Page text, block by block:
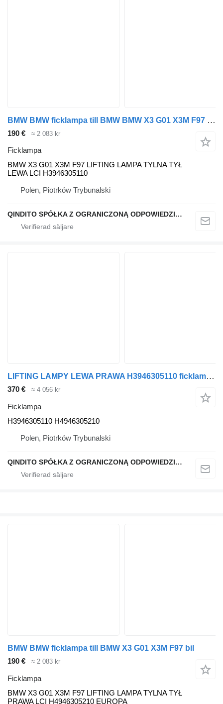
BMW BMW ficklampa till BMW BMW X3 G01 X3M F97 bil
190 € ≈ 2 083 kr
Ficklampa
BMW X3 G01 X3M F97 LIFTING LAMPA TYLNA TYŁ
LEWA LCI H3946305110
Polen, Piotrków Trybunalski
QINDITO SPÓŁKA Z OGRANICZONĄ ODPOWIEDZIALNOŚCIĄ
LIFTING LAMPY LEWA PRAWA H3946305110 ficklampa till BMW X3 G01 X3M F97 bil
370 € ≈ 4 056 kr
Ficklampa
H3946305110 H4946305210
Polen, Piotrków Trybunalski
QINDITO SPÓŁKA Z OGRANICZONĄ ODPOWIEDZIALNOŚCIĄ
BMW BMW ficklampa till BMW X3 G01 X3M F97 bil
190 €
≈ 2 083 kr
Ficklampa
BMW X3 G01 X3M F97 LIFTING LAMPA TYLNA TYŁ
PRAWA LCI H4946305210 EUROPA